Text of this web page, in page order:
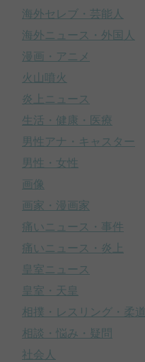
海外セレブ・芸能人
海外ニュース・外国人
漫画・アニメ
火山噴火
炎上ニュース
生活・健康・医療
男性アナ・キャスター
男性・女性
画像
画家・漫画家
痛いニュース・事件
痛いニュース・炎上
皇室ニュース
皇室・天皇
相撲・レスリング・柔道
相談・悩み・疑問
社会人